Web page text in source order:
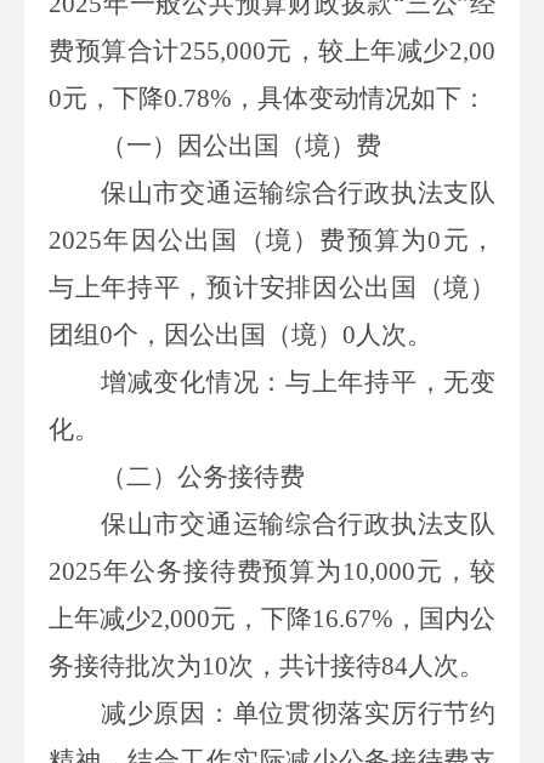
费预算合计255,000元 ，较上年减少2,00
0元，下降0.78% ，具体变动情况如下：
（一）因公出国（境）费
保山市交通运输综合行政执法支队
2025年因公出国（境）费预算为0元 ，
与上年持平 ，预计安排因公出国（境）
团组0个，因公出国（境） 0人次。
增减变化情况：与上年持平，无变
化。
（二）公务接待费
保山市交通运输综合行政执法支队
2025年公务接待费预算为10,000元 ，较
上年减少2,000元 ，下降16.67%，国内公
务接待批次为10次，共计接待84人次。
减少原因：单位贯彻落实厉行节约